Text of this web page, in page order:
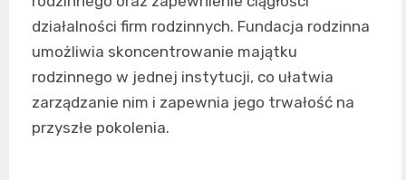
działalności firm rodzinnych. Fundacja rodzinna
umożliwia skoncentrowanie majątku
rodzinnego w jednej instytucji, co ułatwia
zarządzanie nim i zapewnia jego trwałość na
przyszłe pokolenia.